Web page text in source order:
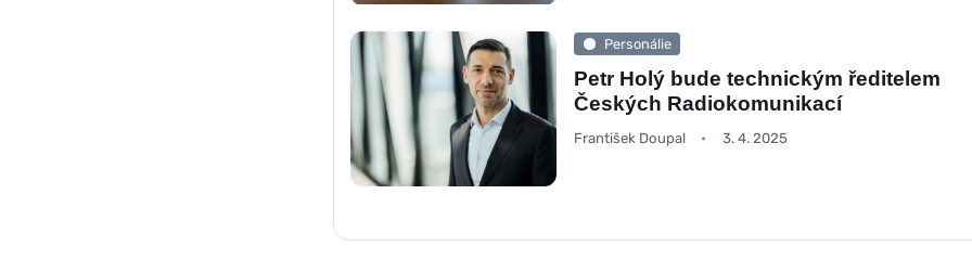
Personálie
Petr Holý bude technickým ředitelem
Českých Radiokomunikací
František Doupal 3. 4. 2025